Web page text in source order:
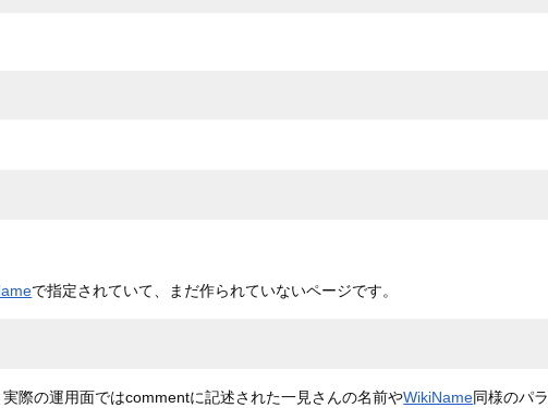
で指定されていて、まだ作られていないページです。
際の運用面ではcommentに記述された一見さんの名前やWikiName同様のパラ